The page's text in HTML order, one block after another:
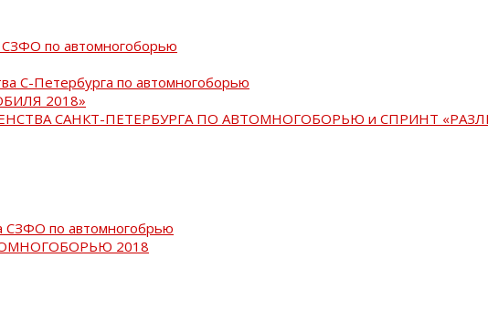
по автомногоборью
С-Петербурга по автомногоборью
2018»
САНКТ-ПЕТЕРБУРГА ПО АВТОМНОГОБОРЬЮ и СПРИНТ
СЗФО по автомногобрью
2018